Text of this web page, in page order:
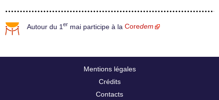
Autour du 1 er mai participe à la Coredem
Mentions légales
Crédits
Contacts